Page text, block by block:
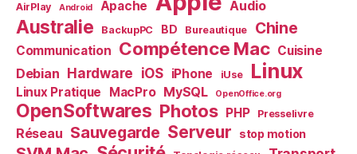
AirPlay Android Apache Audio
Australie BackupPC BD Bureautique Chine
Communication Compétence Mac Cuisine
Debian Hardware iOS iPhone iUse Linux
Linux Pratique MacPro MySQL OpenOffice.org
OpenSoftwares Photos PHP Presselivre
Réseau Sauvegarde Serveur stop motion